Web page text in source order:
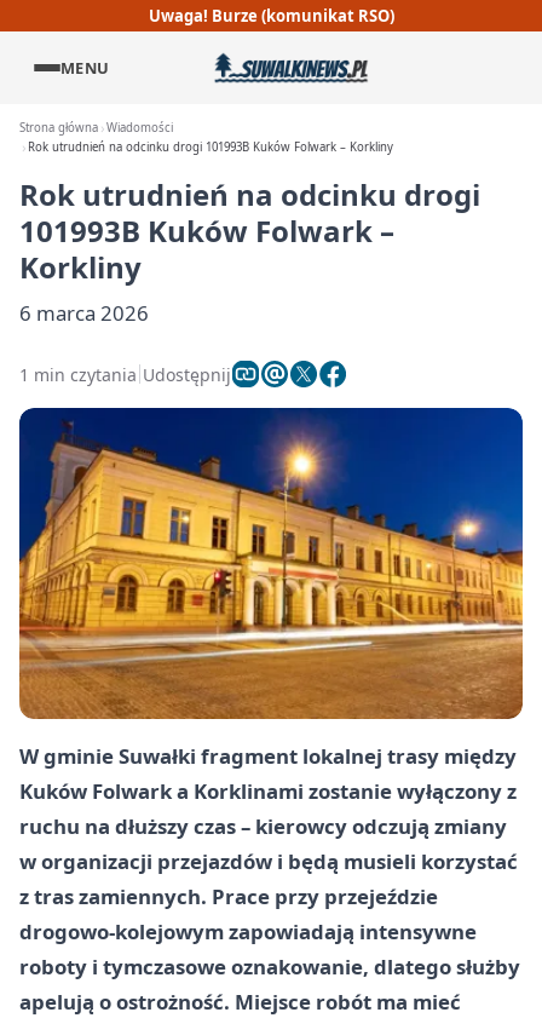
Uwaga! Burze (komunikat RSO)
MENU
Strona główna Wiadomości
Rok utrudnień na odcinku drogi 101993B Kuków Folwark – Korkliny
Rok utrudnień na odcinku drogi
101993B Kuków Folwark –
Korkliny
6 marca 2026
1 min czytania Udostępnij
W gminie Suwałki fragment lokalnej trasy między
Kuków Folwark a Korklinami zostanie wyłączony z
ruchu na dłuższy czas – kierowcy odczują zmiany
w organizacji przejazdów i będą musieli korzystać
z tras zamiennych. Prace przy przejeździe
drogowo-kolejowym zapowiadają intensywne
roboty i tymczasowe oznakowanie, dlatego służby
apelują o ostrożność. Miejsce robót ma mieć